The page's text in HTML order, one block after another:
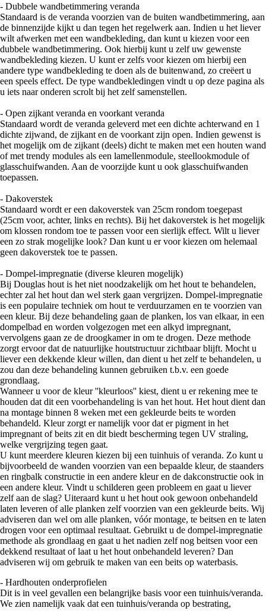
- Dubbele wandbetimmering veranda
Standaard is de veranda voorzien van de buiten wandbetimmering, aan
de binnenzijde kijkt u dan tegen het regelwerk aan. Indien u het liever
wilt afwerken met een wandbekleding, dan kunt u kiezen voor een
dubbele wandbetimmering. Ook hierbij kunt u zelf uw gewenste
wandbekleding kiezen. U kunt er zelfs voor kiezen om hierbij een
andere type wandbekleding te doen als de buitenwand, zo creëert u
een speels effect. De type wandbekledingen vindt u op deze pagina als
u iets naar onderen scrolt bij het zelf samenstellen.
- Open zijkant veranda en voorkant veranda
Standaard wordt de veranda geleverd met een dichte achterwand en 1
dichte zijwand, de zijkant en de voorkant zijn open. Indien gewenst is
het mogelijk om de zijkant (deels) dicht te maken met een houten wand
of met trendy modules als een lamellenmodule, steellookmodule of
glasschuifwanden. Aan de voorzijde kunt u ook glasschuifwanden
toepassen.
- Dakoverstek
Standaard wordt er een dakoverstek van 25cm rondom toegepast
(25cm voor, achter, links en rechts). Bij het dakoverstek is het mogelijk
om klossen rondom toe te passen voor een sierlijk effect. Wilt u liever
een zo strak mogelijke look? Dan kunt u er voor kiezen om helemaal
geen dakoverstek toe te passen.
- Dompel-impregnatie (diverse kleuren mogelijk)
Bij Douglas hout is het niet noodzakelijk om het hout te behandelen,
echter zal het hout dan wel sterk gaan vergrijzen. Dompel-impregnatie
is een populaire techniek om hout te verduurzamen en te voorzien van
een kleur. Bij deze behandeling gaan de planken, los van elkaar, in een
dompelbad en worden volgezogen met een alkyd impregnant,
vervolgens gaan ze de droogkamer in om te drogen. Deze methode
zorgt ervoor dat de natuurlijke houtstructuur zichtbaar blijft. Mocht u
liever een dekkende kleur willen, dan dient u het zelf te behandelen, u
zou dan deze behandeling kunnen gebruiken t.b.v. een goede
grondlaag.
Wanneer u voor de kleur ''kleurloos'' kiest, dient u er rekening mee te
houden dat dit een voorbehandeling is van het hout. Het hout dient dan
na montage binnen 8 weken met een gekleurde beits te worden
behandeld. Kleur zorgt er namelijk voor dat er pigment in het
impregnant of beits zit en dit biedt bescherming tegen UV straling,
welke vergrijzing tegen gaat.
U kunt meerdere kleuren kiezen bij een tuinhuis of veranda. Zo kunt u
bijvoorbeeld de wanden voorzien van een bepaalde kleur, de staanders
en ringbalk constructie in een andere kleur en de dakconstructie ook in
een andere kleur. Vindt u schilderen geen probleem en gaat u liever
zelf aan de slag? Uiteraard kunt u het hout ook gewoon onbehandeld
laten leveren of alle planken zelf voorzien van een gekleurde beits. Wij
adviseren dan wel om alle planken, vóór montage, te beitsen en te laten
drogen voor een optimaal resultaat. Gebruikt u de dompel-impregnatie
methode als grondlaag en gaat u het nadien zelf nog beitsen voor een
dekkend resultaat of laat u het hout onbehandeld leveren? Dan
adviseren wij om gebruik te maken van een beits op waterbasis.
- Hardhouten onderprofielen
Dit is in veel gevallen een belangrijke basis voor een tuinhuis/veranda.
We zien namelijk vaak dat een tuinhuis/veranda op bestrating,